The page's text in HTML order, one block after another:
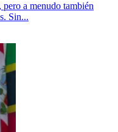
a menudo también
Sin...